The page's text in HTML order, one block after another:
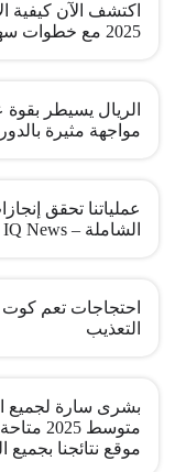
اكتشف الآن كيفية
2025 مع خطوات سهلة ومباشرة
الريال يسيطر
مواجهة مثيرة
عملياتنا تحقق
الشاملة – IQ News
احتجاجات تعم
التعذيب
بشرى سارة لجميع
متوسط
موقع نتائجنا